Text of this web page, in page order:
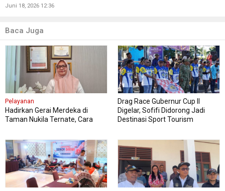
Juni 18, 2026 12:36
Baca Juga
Pelayanan
Hadirkan Gerai Merdeka di
Taman Nukila Ternate, Cara
Drag Race Gubernur Cup II
Digelar, Sofifi Didorong Jadi
Destinasi Sport Tourism